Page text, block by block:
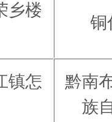
乡楼
铜
镇怎
黔南
族